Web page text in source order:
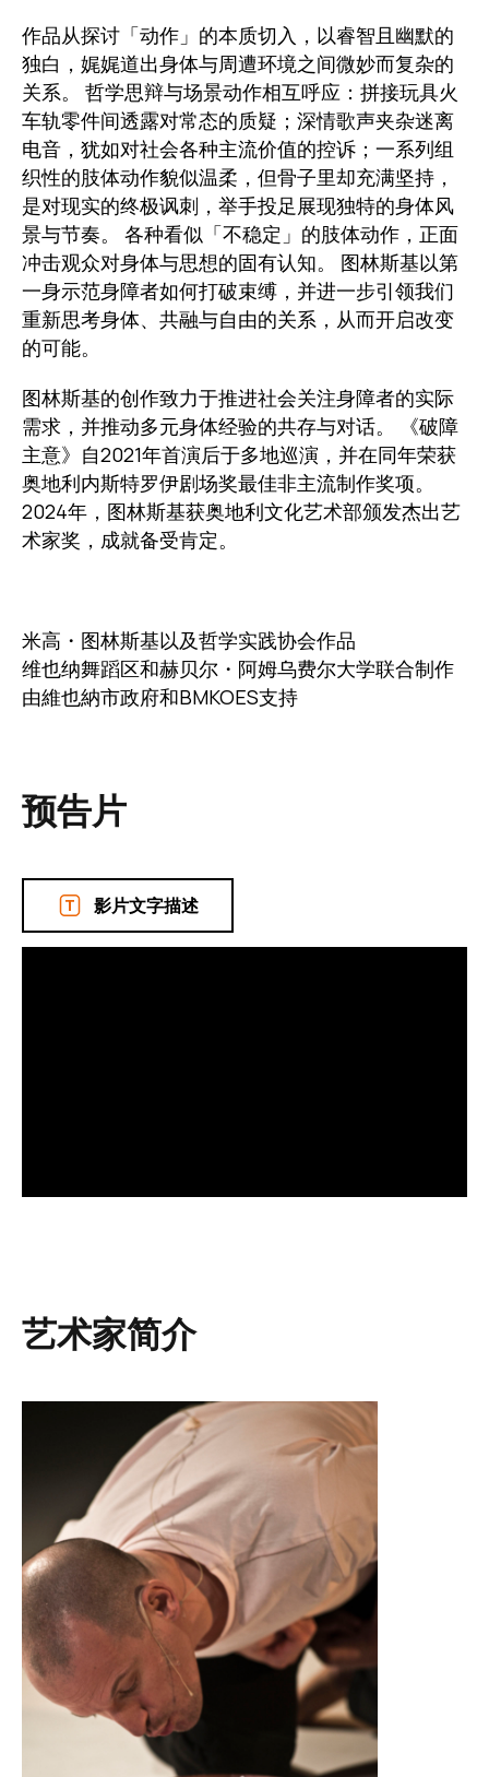
作品从探讨「动作」的本质切入，以睿智且幽默的
独白，娓娓道出身体与周遭环境之间微妙而复杂的
关系。 哲学思辩与场景动作相互呼应：拼接玩具火
车轨零件间透露对常态的质疑；深情歌声夹杂迷离
电音，犹如对社会各种主流价值的控诉；一系列组
织性的肢体动作貌似温柔，但骨子里却充满坚持，
是对现实的终极讽刺，举手投足展现独特的身体风
景与节奏。 各种看似「不稳定」的肢体动作，正面
冲击观众对身体与思想的固有认知。 图林斯基以第
一身示范身障者如何打破束缚，并进一步引领我们
重新思考身体、共融与自由的关系，从而开启改变
的可能。
图林斯基的创作致力于推进社会关注身障者的实际
需求，并推动多元身体经验的共存与对话。 《破障
主意》自2021年首演后于多地巡演，并在同年荣获
奥地利内斯特罗伊剧场奖最佳非主流制作奖项。
2024年，图林斯基获奥地利文化艺术部颁发杰出艺
术家奖，成就备受肯定。
米高・图林斯基以及哲学实践协会作品
维也纳舞蹈区和赫贝尔・阿姆乌费尔大学联合制作
由維也納市政府和BMKOES支持
预告片
影片文字描述
艺术家简介